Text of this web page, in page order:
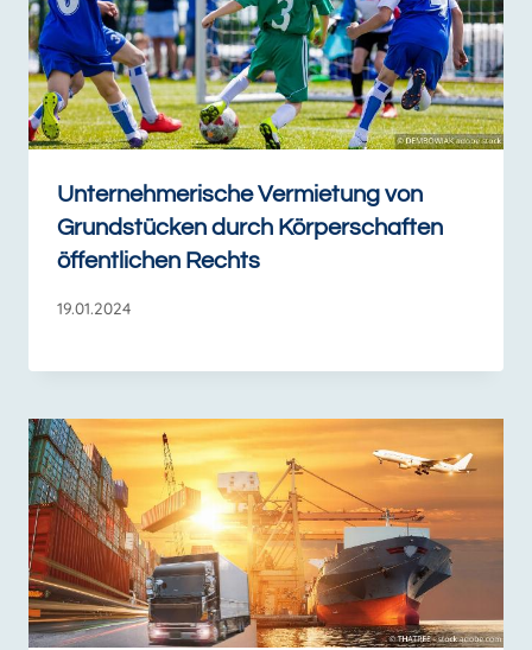
Unternehmerische Vermietung von
Grundstücken durch Körperschaften
öffentlichen Rechts
19.01.2024